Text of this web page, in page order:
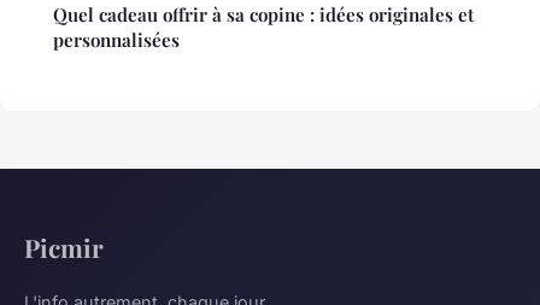
Quel cadeau offrir à sa copine : idées originales et
personnalisées
Picmir